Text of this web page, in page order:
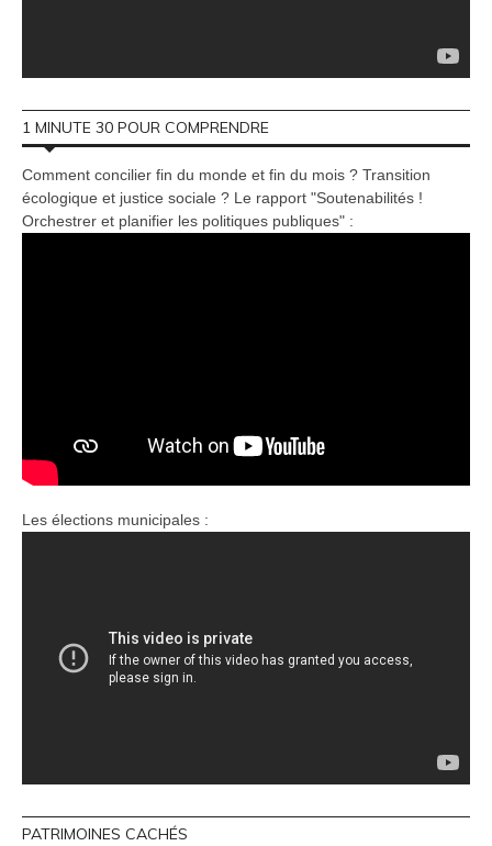
1 MINUTE 30 POUR COMPRENDRE
Comment concilier fin du monde et fin du mois ? Transition
écologique et justice sociale ? Le rapport "Soutenabilités !
Orchestrer et planifier les politiques publiques" :
Les élections municipales :
PATRIMOINES CACHÉS